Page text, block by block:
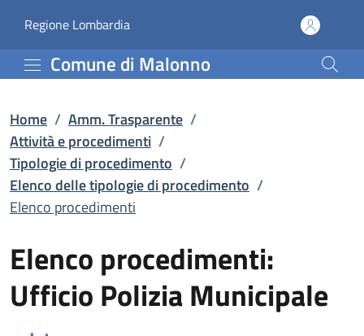
Elenco procedimenti |
Regione Lombardia(apre in un'altra scheda).
Comune di Malonno
Home / Amm. Trasparente /
Attività e procedimenti /
Tipologie di procedimento /
Elenco delle tipologie di procedimento /
Elenco procedimenti
Elenco procedimenti:
Ufficio Polizia Municipale